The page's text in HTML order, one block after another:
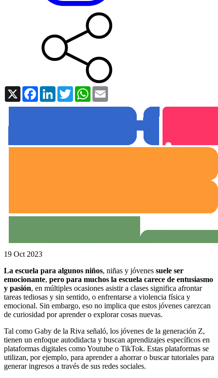
X FacebookLinkedInTwitterWhatsApp
19 Oct 2023
La escuela para algunos niños, niñas y jóvenes suele ser
emocionante, pero para muchos la escuela carece de entusiasmo
y pasión, en múltiples ocasiones asistir a clases significa afrontar
tareas tediosas y sin sentido, o enfrentarse a violencia física y
emocional. Sin embargo, eso no implica que estos jóvenes carezcan
de curiosidad por aprender o explorar cosas nuevas.
Tal como Gaby de la Riva señaló, los jóvenes de la generación Z,
tienen un enfoque autodidacta y buscan aprendizajes específicos en
plataformas digitales como Youtube o TikTok. Estas plataformas se
utilizan, por ejemplo, para aprender a ahorrar o buscar tutoriales para
generar ingresos a través de sus redes sociales.